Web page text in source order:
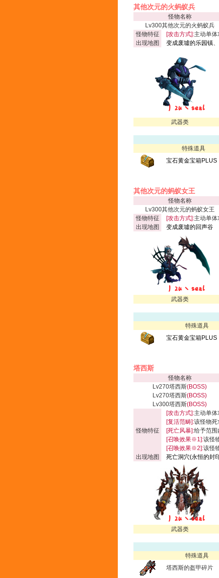
其他次元的火蚂蚁兵
怪物名称
Lv300其他次元的火蚂蚁兵
怪物特征
[攻击方式]:主动单体
出现地图
变成废墟的乐园镇、
武器类
特殊道具
宝石黄金宝箱PLUS
其他次元的蚂蚁女王
怪物名称
Lv300其他次元的蚂蚁女王
怪物特征
[攻击方式]:主动单体
出现地图
变成废墟的回声谷
武器类
特殊道具
宝石黄金宝箱PLUS
塔西斯
怪物名称
Lv270塔西斯(BOSS)
Lv270塔西斯(BOSS)
Lv300塔西斯(BOSS)
怪物特征
[攻击方式]:主动单体
[复活范畴]:该怪物
[死亡风暴]:给予范
[召唤效果※1]:该怪
[召唤效果※2]:该怪
出现地图
死亡洞穴(永恒的封
武器类
特殊道具
塔西斯的盔甲碎片